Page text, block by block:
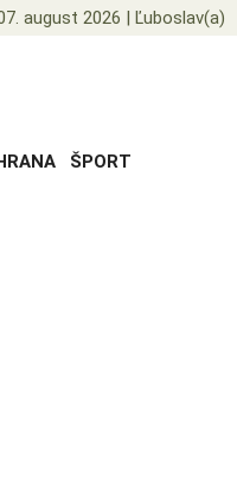
august 2026 | Ľuboslav(a)
ŠPORT